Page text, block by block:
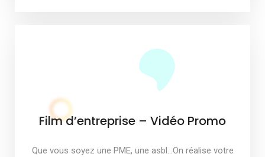
Film d’entreprise – Vidéo Promo
Que vous soyez une PME, une asbl…On réalise votre